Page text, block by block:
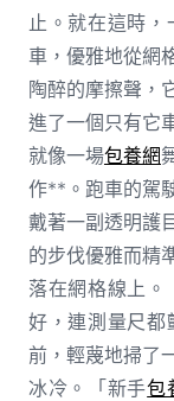
止。就在這時
車，優雅地從網
陶醉的摩擦聲，
進了一個只有它
就像一場包養網
作**。跑車的駕
戴著一副透明護
的步伐優雅而精
落在網格線上
好，連測量尺都
前，輕蔑地掃了
冰冷。「新手包